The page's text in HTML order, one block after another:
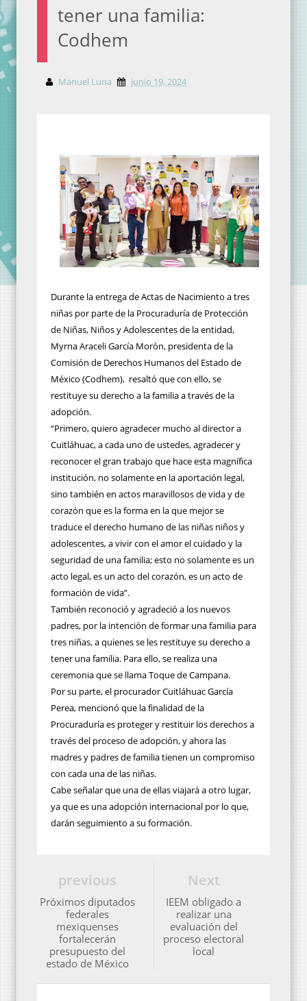
tener una familia:
Codhem
Manuel Luna junio 19, 2024
Durante la entrega de Actas de Nacimiento a tres
niñas por parte de la Procuraduría de Protección
de Niñas, Niños y Adolescentes de la entidad,
Myrna Araceli García Morón, presidenta de la
Comisión de Derechos Humanos del Estado de
México (Codhem), resaltó que con ello, se
restituye su derecho a la familia a través de la
adopción.
“Primero, quiero agradecer mucho al director a
Cuitláhuac, a cada uno de ustedes, agradecer y
reconocer el gran trabajo que hace esta magnífica
institución, no solamente en la aportación legal,
sino también en actos maravillosos de vida y de
corazón que es la forma en la que mejor se
traduce el derecho humano de las niñas niños y
adolescentes, a vivir con el amor el cuidado y la
seguridad de una familia; esto no solamente es un
acto legal, es un acto del corazón, es un acto de
formación de vida”.
También reconoció y agradeció a los nuevos
padres, por la intención de formar una familia para
tres niñas, a quienes se les restituye su derecho a
tener una familia. Para ello, se realiza una
ceremonia que se llama Toque de Campana.
Por su parte, el procurador Cuitláhuac García
Perea, mencionó que la finalidad de la
Procuraduría es proteger y restituir los derechos a
través del proceso de adopción, y ahora las
madres y padres de familia tienen un compromiso
con cada una de las niñas.
Cabe señalar que una de ellas viajará a otro lugar,
ya que es una adopción internacional por lo que,
darán seguimiento a su formación.
Next
IEEM obligado a
realizar una
evaluación del
proceso electoral
local
previous
Próximos diputados
federales
mexiquenses
fortalecerán
presupuesto del
estado de México